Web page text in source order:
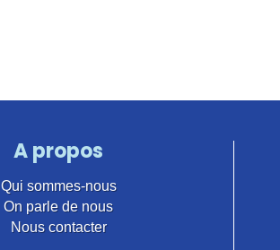
A propos
Qui sommes-nous
On parle de nous
Nous contacter